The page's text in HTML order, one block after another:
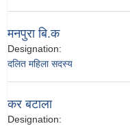
मनपुरा बि.क
Designation:
दलित महिला सदस्य
कर बटाला
Designation: